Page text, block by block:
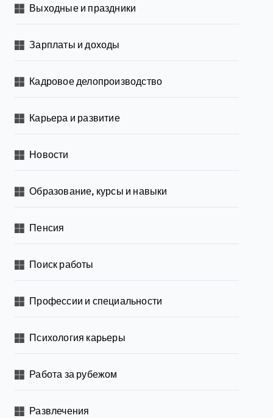
Выходные и праздники
Зарплаты и доходы
Кадровое делопроизводство
Карьера и развитие
Новости
Образование, курсы и навыки
Пенсия
Поиск работы
Профессии и специальности
Психология карьеры
Работа за рубежом
Развлечения